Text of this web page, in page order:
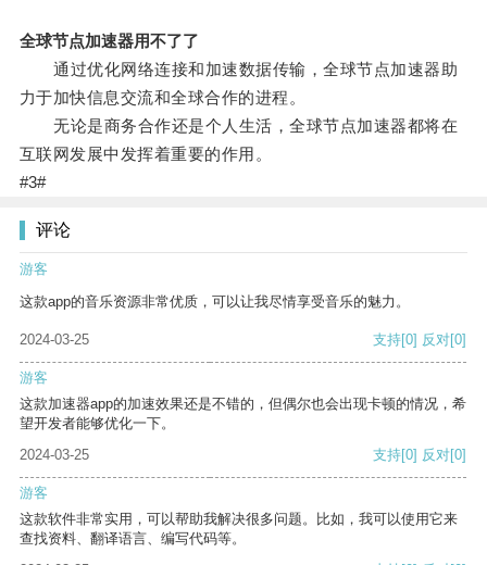
全球节点加速器用不了了
通过优化网络连接和加速数据传输，全球节点加速器助
力于加快信息交流和全球合作的进程。
无论是商务合作还是个人生活，全球节点加速器都将在
互联网发展中发挥着重要的作用。
#3#
评论
游客
这款app的音乐资源非常优质，可以让我尽情享受音乐的魅力。
2024-03-25 支持[0] 反对[0]
游客
这款加速器app的加速效果还是不错的，但偶尔也会出现卡顿的情况，希
望开发者能够优化一下。
2024-03-25
支持[0] 反对[0]
游客
这款软件非常实用，可以帮助我解决很多问题。比如，我可以使用它来
查找资料、翻译语言、编写代码等。